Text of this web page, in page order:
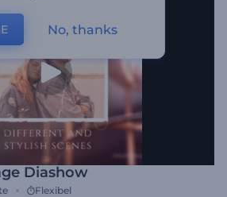
Diashow
Flexibel
No, thanks